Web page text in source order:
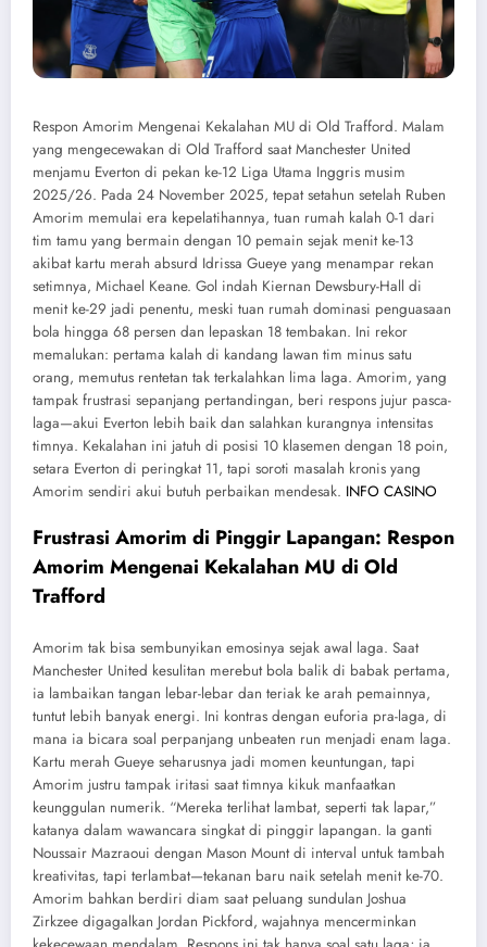
Respon Amorim Mengenai Kekalahan MU di Old Trafford. Malam
yang mengecewakan di Old Trafford saat Manchester United
menjamu Everton di pekan ke-12 Liga Utama Inggris musim
2025/26. Pada 24 November 2025, tepat setahun setelah Ruben
Amorim memulai era kepelatihannya, tuan rumah kalah 0-1 dari
tim tamu yang bermain dengan 10 pemain sejak menit ke-13
akibat kartu merah absurd Idrissa Gueye yang menampar rekan
setimnya, Michael Keane. Gol indah Kiernan Dewsbury-Hall di
menit ke-29 jadi penentu, meski tuan rumah dominasi penguasaan
bola hingga 68 persen dan lepaskan 18 tembakan. Ini rekor
memalukan: pertama kalah di kandang lawan tim minus satu
orang, memutus rentetan tak terkalahkan lima laga. Amorim, yang
tampak frustrasi sepanjang pertandingan, beri respons jujur pasca-
laga—akui Everton lebih baik dan salahkan kurangnya intensitas
timnya. Kekalahan ini jatuh di posisi 10 klasemen dengan 18 poin,
setara Everton di peringkat 11, tapi soroti masalah kronis yang
Amorim sendiri akui butuh perbaikan mendesak. INFO CASINO
Frustrasi Amorim di Pinggir Lapangan: Respon
Amorim Mengenai Kekalahan MU di Old
Trafford
Amorim tak bisa sembunyikan emosinya sejak awal laga. Saat
Manchester United kesulitan merebut bola balik di babak pertama,
ia lambaikan tangan lebar-lebar dan teriak ke arah pemainnya,
tuntut lebih banyak energi. Ini kontras dengan euforia pra-laga, di
mana ia bicara soal perpanjang unbeaten run menjadi enam laga.
Kartu merah Gueye seharusnya jadi momen keuntungan, tapi
Amorim justru tampak iritasi saat timnya kikuk manfaatkan
keunggulan numerik. “Mereka terlihat lambat, seperti tak lapar,”
katanya dalam wawancara singkat di pinggir lapangan. Ia ganti
Noussair Mazraoui dengan Mason Mount di interval untuk tambah
kreativitas, tapi terlambat—tekanan baru naik setelah menit ke-70.
Amorim bahkan berdiri diam saat peluang sundulan Joshua
Zirkzee digagalkan Jordan Pickford, wajahnya mencerminkan